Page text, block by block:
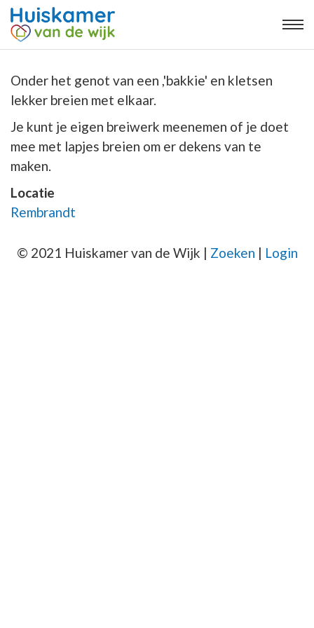
Onder het genot van een ,'bakkie' en kletsen
lekker breien met elkaar.
Je kunt je eigen breiwerk meenemen of je doet
mee met lapjes breien om er dekens van te
maken.
Locatie
Rembrandt
© 2021 Huiskamer van de Wijk | Zoeken | Login